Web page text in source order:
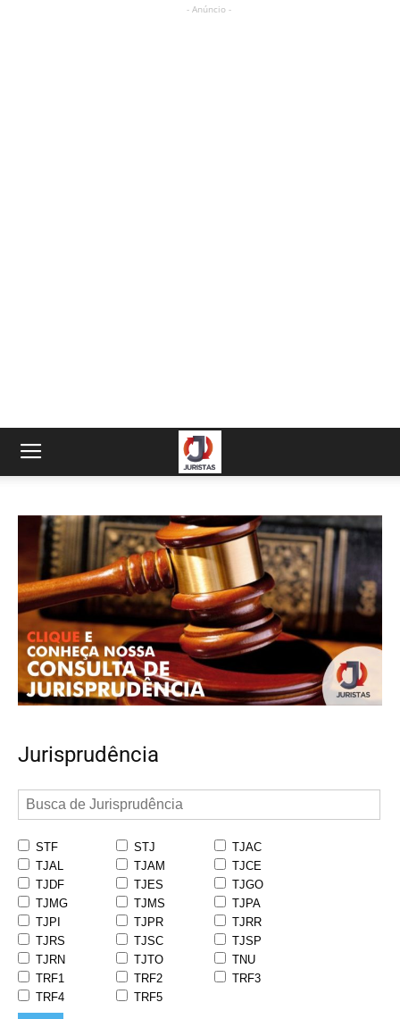
- Anúncio -
Jurisprudência
STF STJ
TJAC
TJAL
TJAM
TJCE
TJDF
TJES
TJGO
TJMG
TJMS
TJPA
TJPI
TJPR
TJRR
TJRS
TJSC
TJSP
TJRN
TJTO
TNU
TRF1
TRF2
TRF3
TRF4
TRF5